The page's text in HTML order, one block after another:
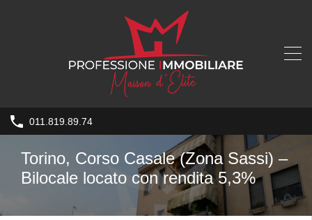
011.819.89.74
Torino, Corso Casale (Zona Sassi) –
Bilocale locato con rendita 5,3%